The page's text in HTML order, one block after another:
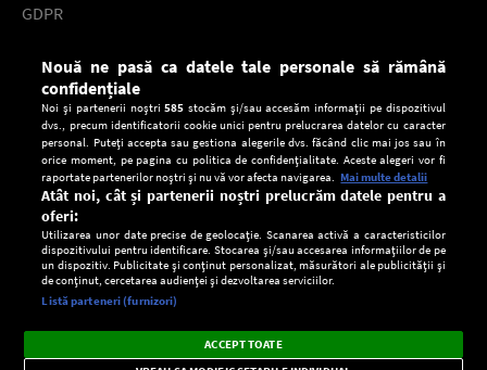
GDPR
Descarcă gratuit aplicaţia Europa FM pentru smartphone:
Setări:
Dark
Mode
Radio live, podcasturi, știri și alerte
importante.
×
Nouă ne pasă ca datele tale personale să rămână
confidențiale
Noi și partenerii noștri585 stocăm și/sau accesăm informații pe dispozitivul
dvs., precum identificatorii cookie unici pentru prelucrarea datelor cu caracter
personal. Puteți accepta sau gestiona alegerile dvs. făcând clic mai jos sau în
orice moment, pe pagina cu politica de confidențialitate. Aceste alegeri vor fi
raportate partenerilor noștri și nu vă vor afecta navigarea. Mai multe detalii
Atât noi, cât și partenerii noștri prelucrăm datele pentru a
oferi:
Utilizarea unor date precise de geolocație. Scanarea activă a caracteristicilor
dispozitivului pentru identificare. Stocarea și/sau accesarea informațiilor de pe
un dispozitiv. Publicitate și conținut personalizat, măsurători ale publicității și
de conținut, cercetarea audienței și dezvoltarea serviciilor.
Listă parteneri (furnizori)
ACCEPT TOATE